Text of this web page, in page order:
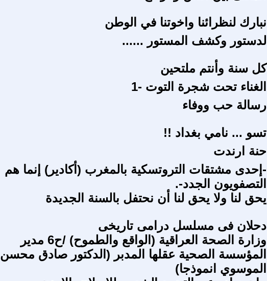
نبارك لنظرائنا واخوتنا في الوطن
لدستور وكشف المستور ......
كل سنة وأنتم ملتحين
الغناء تحت شجرة التوت -1
رسالة حب ووفاء
تسو ... نامي بغداد !!
حنة ارندت
-إحدى مشتقات التروتسكية بالمغرب (أكادير) إنما هم
التصفويون الجدد-.
يحق لنا ولا يحق لنا أن نحتفل بالسنة الجديدة
دحلان فى مسلسل درامى تاريخى
وزارة الصحة العراقية (الواقع والطموح) /ح6 مدير
المؤسسة الصحية عقلها المدبر (الدكتور صادق محسن
الموسوي انموذجا)